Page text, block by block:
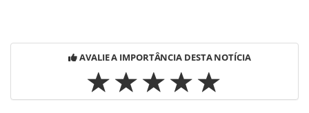
AVALIE A IMPORTÂNCIA DESTA NOTÍCIA